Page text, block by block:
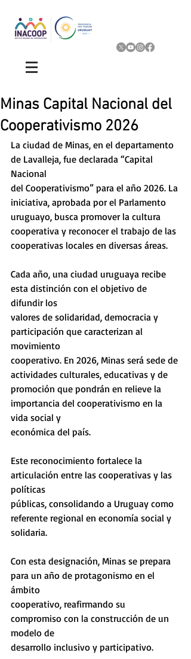
Minas Capital Nacional del
Cooperativismo 2026
La ciudad de Minas, en el departamento
de Lavalleja, fue declarada “Capital
Nacional
del Cooperativismo” para el año 2026. La
iniciativa, aprobada por el Parlamento
uruguayo, busca promover la cultura
cooperativa y reconocer el trabajo de las
cooperativas locales en diversas áreas.
Cada año, una ciudad uruguaya recibe
esta distinción con el objetivo de
difundir los
valores de solidaridad, democracia y
participación que caracterizan al
movimiento
cooperativo. En 2026, Minas será sede de
actividades culturales, educativas y de
promoción que pondrán en relieve la
importancia del cooperativismo en la
vida social y
económica del país.
Este reconocimiento fortalece la
articulación entre las cooperativas y las
políticas
públicas, consolidando a Uruguay como
referente regional en economía social y
solidaria.
Con esta designación, Minas se prepara
para un año de protagonismo en el
ámbito
cooperativo, reafirmando su
compromiso con la construcción de un
modelo de
desarrollo inclusivo y participativo.